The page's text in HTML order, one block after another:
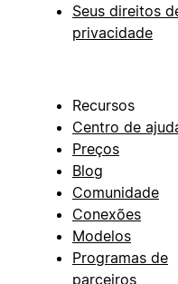
Seus direitos
privacidade
Recursos
Centro de
Preços
Blog
Comunidade
Conexões
Modelos
Programas de
parceiros